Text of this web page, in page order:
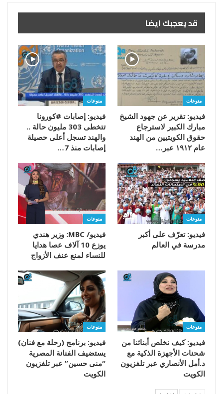
قد يعجبك ايضا
منوعات
فيديو: تقرير عن جهود الشيخ
مبارك الكبير لاسترجاع
حقوق الكويتيين من الهند
عام ١٩١٢ عبر…
منوعات
فيديو: إصابات #كورونا
تتخطى 303 مليون حالة ..
والهند تسجل أعلى حصيلة
إصابات منذ 7…
منوعات
فيديو: تعرّف على أكبر
مدرسة في العالم
منوعات
فيديو/ MBC: وزير هندي
يوزع 10 آلاف عصا هدايا
للنساء لمنع عنف الأزواج
منوعات
فيديو: كيف نخلص أبنائنا من
شحنات الأجهزة الذكية مع
د.أمل الأنصاري عبر تلفزيون
الكويت
منوعات
فيديو: برنامج (رحلة مع فنان)
يستضيف الفنانة المصرية
“منى حسين” عبر تلفزيون
الكويت